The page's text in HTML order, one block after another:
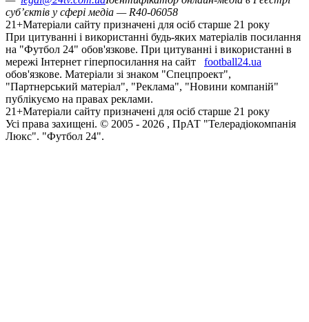
суб’єктів у сфері медіа — R40-06058
21+Матеріали сайту призначені для осіб старше 21 року
При цитуванні і використанні будь-яких матеріалів посилання
на "Футбол 24" обов'язкове. При цитуванні і використанні в
мережі Інтернет гіперпосилання на сайт
football24.ua
обов'язкове. Матеріали зі знаком "Спецпроект",
"Партнерський матеріал", "Реклама", "Новини компаній"
публікуємо на правах реклами.
21+Матеріали сайту призначені для осіб старше 21 року
Усi права захищенi. © 2005 - 2026 , ПрАТ "Телерадіокомпанія
Люкс". "Футбол 24".